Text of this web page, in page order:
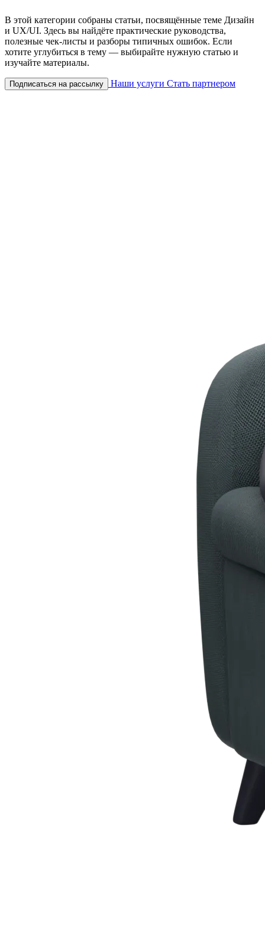
В этой категории собраны статьи, посвящённые теме Дизайн
и UX/UI. Здесь вы найдёте практические руководства,
полезные чек-листы и разборы типичных ошибок. Если
хотите углубиться в тему — выбирайте нужную статью и
изучайте материалы.
Подписаться на рассылку Наши услуги Стать партнером